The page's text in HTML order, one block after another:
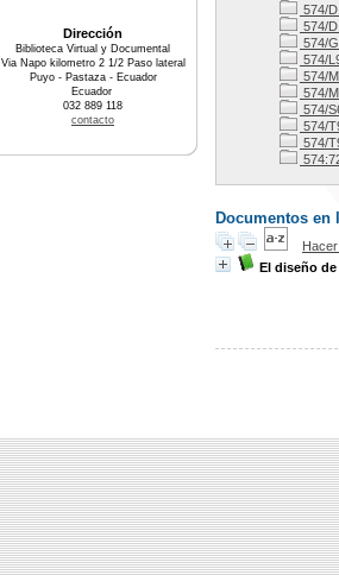
574/
574/
574/
574/
574/
574/
574/
574/
574/
Documentos en
El diseño
Dirección
Biblioteca Virtual y Documental
Via Napo kilometro 2 1/2 Paso lateral
Puyo - Pastaza - Ecuador
Ecuador
032 889 118
contacto